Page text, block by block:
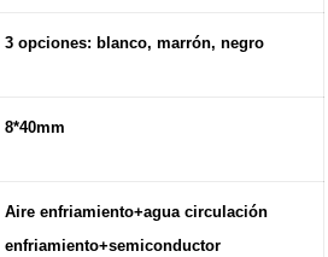
3 opciones: blanco, marrón, negro
8*40mm
Aire enfriamiento+agua circulación
enfriamiento+semiconductor